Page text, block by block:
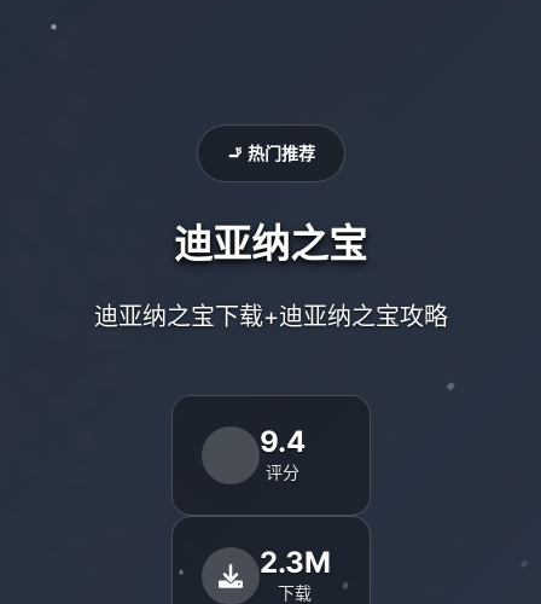
🚬 热门推荐
迪亚纳之宝
迪亚纳之宝下载+迪亚纳之宝攻略
9.4
评分
2.3M
下载